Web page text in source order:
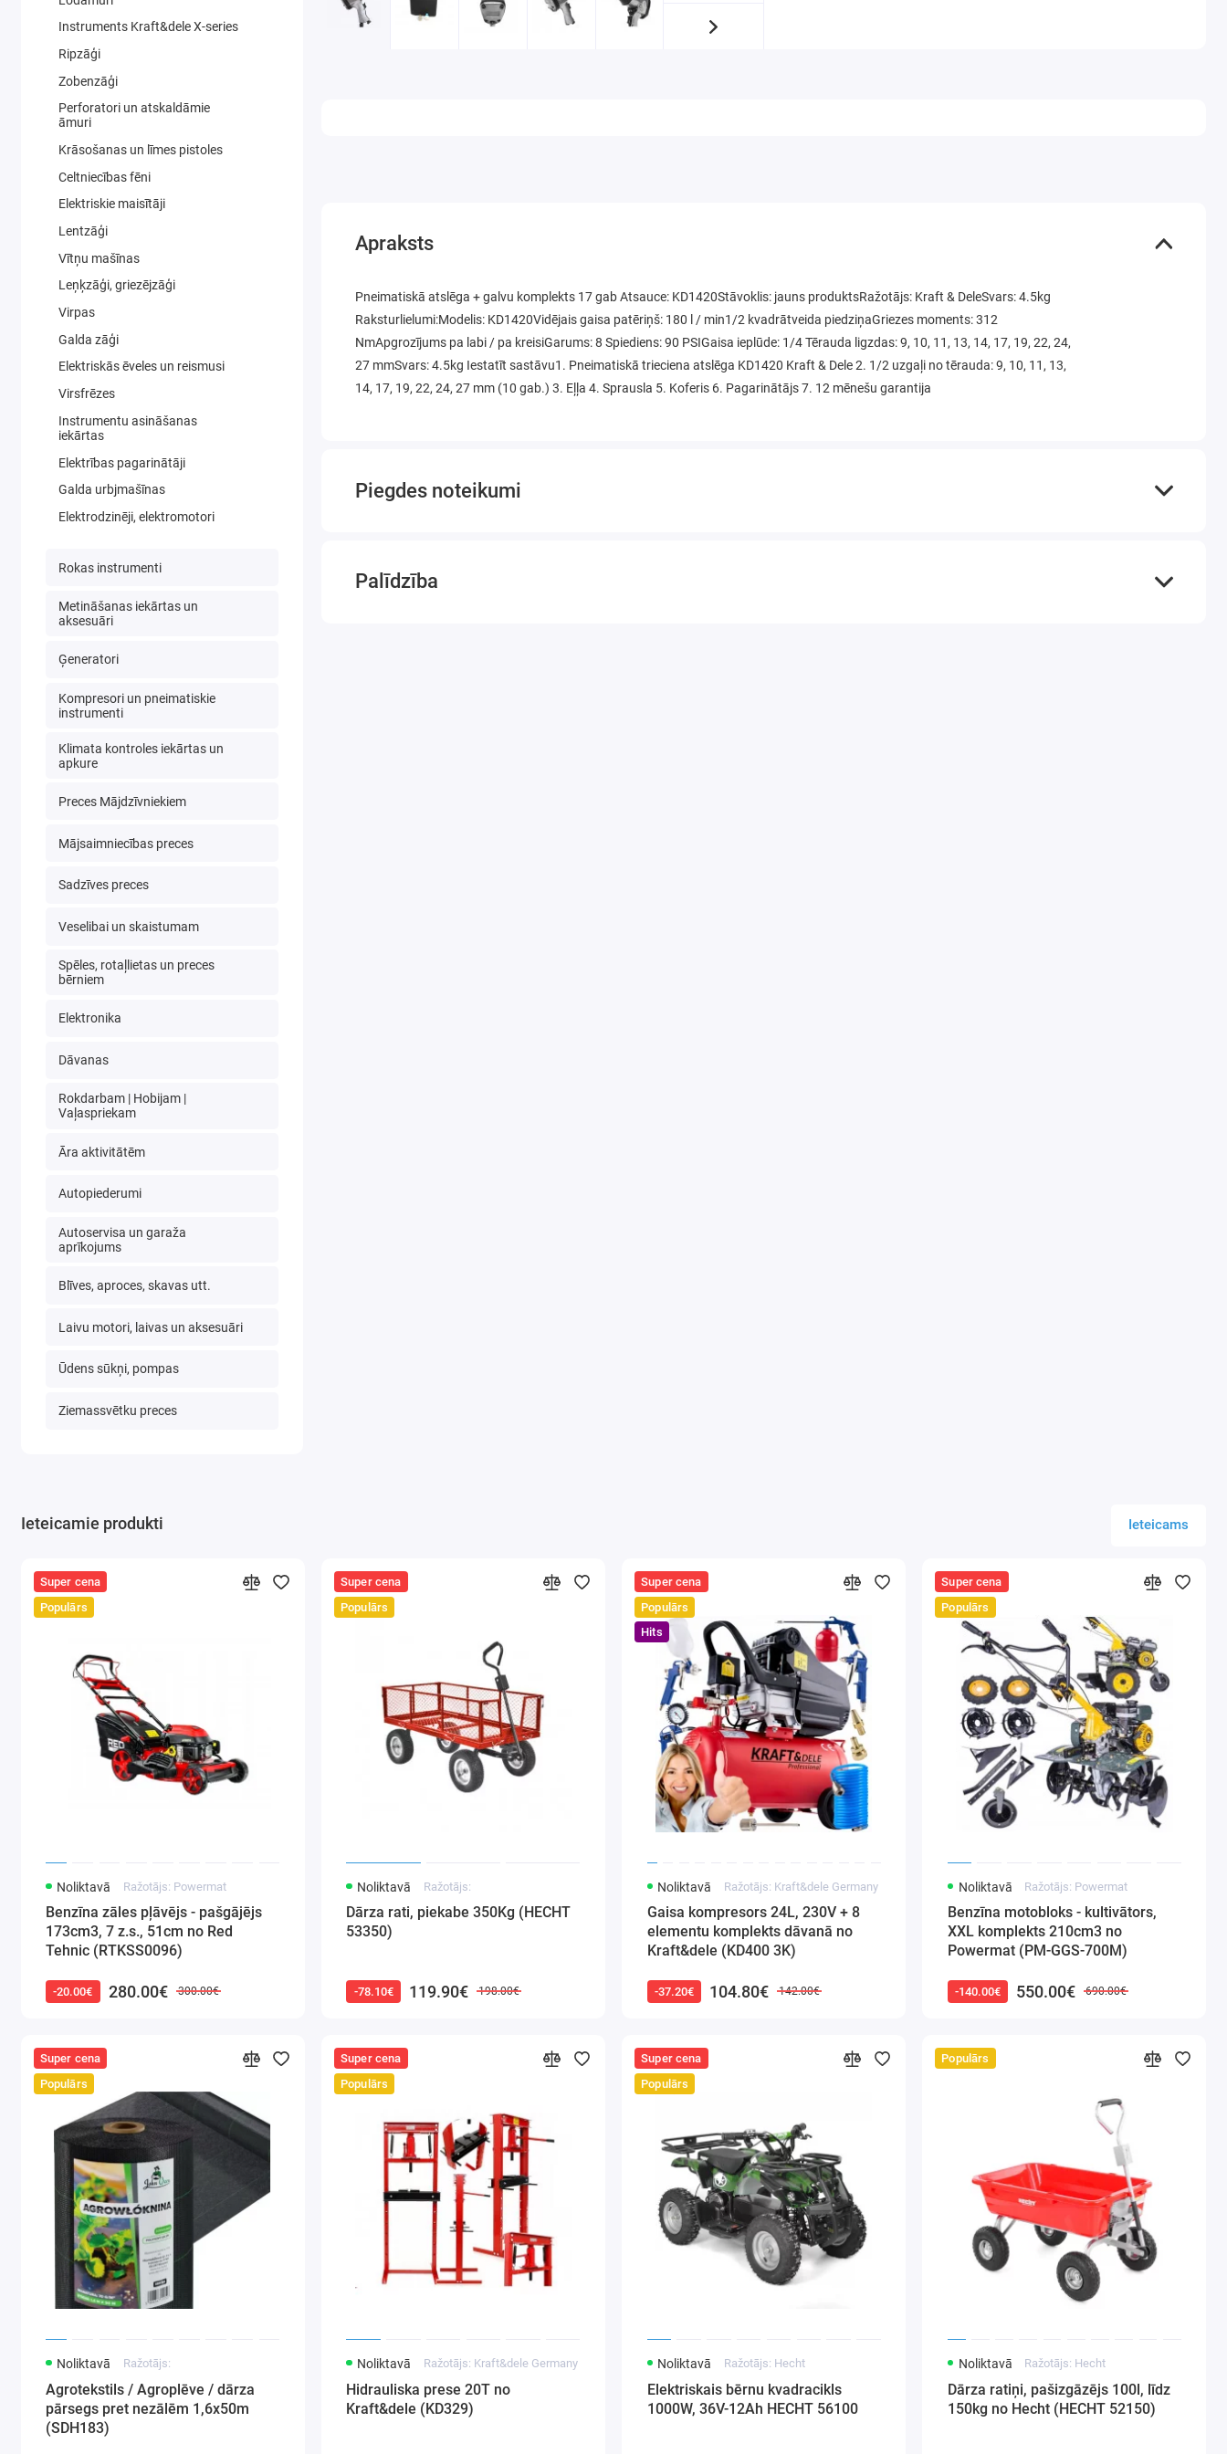
Instruments Kraft&dele X-series
Ripzāģi
Zobenzāģi
Perforatori un atskaldāmie
āmuri
Krāsošanas un līmes pistoles
Celtniecības fēni
Elektriskie maisītāji
Lentzāģi
Vītņu mašīnas
Leņķzāģi, griezējzāģi
Virpas
Galda zāģi
Elektriskās ēveles un reismusi
Virsfrēzes
Instrumentu asināšanas
iekārtas
Elektrības pagarinātāji
Galda urbjmašīnas
Elektrodzinēji, elektromotori
Rokas instrumenti
Metināšanas iekārtas un
aksesuāri
Ģeneratori
Kompresori un pneimatiskie
instrumenti
Klimata kontroles iekārtas un
apkure
Preces Mājdzīvniekiem
Mājsaimniecības preces
Sadzīves preces
Veselibai un skaistumam
Spēles, rotaļlietas un preces
bērniem
Elektronika
Dāvanas
Rokdarbam | Hobijam |
Vaļaspriekam
Āra aktivitātēm
Autopiederumi
Autoservisa un garaža
aprīkojums
Blīves, aproces, skavas utt.
Laivu motori, laivas un aksesuāri
Ūdens sūkņi, pompas
Ziemassvētku preces
Apraksts
Pneimatiskā atslēga + galvu komplekts 17 gab Atsauce: KD1420Stāvoklis: jauns produktsRažotājs: Kraft & DeleSvars: 4.5kg
Raksturlielumi:Modelis: KD1420Vidējais gaisa patēriņš: 180 l / min1/2 kvadrātveida piedziņaGriezes moments: 312
NmApgrozījums pa labi / pa kreisiGarums: 8 Spiediens: 90 PSIGaisa ieplūde: 1/4 Tērauda ligzdas: 9, 10, 11, 13, 14, 17, 19, 22, 24,
27 mmSvars: 4.5kg Iestatīt sastāvu1. Pneimatiskā trieciena atslēga KD1420 Kraft & Dele 2. 1/2 uzgaļi no tērauda: 9, 10, 11, 13,
14, 17, 19, 22, 24, 27 mm (10 gab.) 3. Eļļa 4. Sprausla 5. Koferis 6. Pagarinātājs 7. 12 mēnešu garantija
Piegdes noteikumi
Palīdzība
Ieteicamie produkti Ieteicams
Super cena
Populārs
Noliktavā Ražotājs: Powermat
Benzīna zāles pļāvējs - pašgājējs
173cm3, 7 z.s., 51cm no Red
Tehnic (RTKSS0096)
-20.00€ 280.00€ 300.00€
Super cena
Populārs
Noliktavā Ražotājs:
Dārza rati, piekabe 350Kg (HECHT
53350)
-78.10€ 119.90€ 198.00€
Super cena
Populārs
Hits
Noliktavā Ražotājs: Kraft&dele Germany
Gaisa kompresors 24L, 230V + 8
elementu komplekts dāvanā no
Kraft&dele (KD400 3K)
-37.20€ 104.80€ 142.00€
Super cena
Populārs
Noliktavā Ražotājs: Powermat
Benzīna motobloks - kultivātors,
XXL komplekts 210cm3 no
Powermat (PM-GGS-700M)
-140.00€ 550.00€ 690.00€
Super cena
Populārs
Noliktavā Ražotājs:
Agrotekstils / Agroplēve / dārza
pārsegs pret nezālēm 1,6x50m
(SDH183)
Super cena
Populārs
Noliktavā Ražotājs: Kraft&dele Germany
Hidrauliska prese 20T no
Kraft&dele (KD329)
Super cena
Populārs
Noliktavā Ražotājs: Hecht
Elektriskais bērnu kvadracikls
1000W, 36V-12Ah HECHT 56100
Populārs
Noliktavā Ražotājs: Hecht
Dārza ratiņi, pašizgāzējs 100l, līdz
150kg no Hecht (HECHT 52150)